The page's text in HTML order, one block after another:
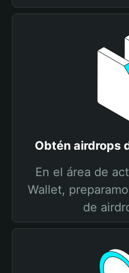
Obtén airdrops
En el área de
Wallet,
de